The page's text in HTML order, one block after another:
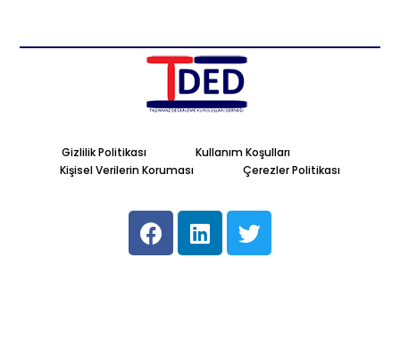
Gizlilik Politikası
Kullanım Koşulları
Kişisel Verilerin Koruması
Çerezler Politikası